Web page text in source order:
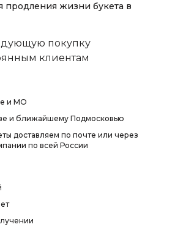
продления жизни букета в
покупку
клиентам
и МО
и ближайшему Подмосковью
доставляем по почте или через
по всей России